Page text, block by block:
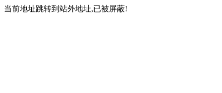
当前地址跳转到站外地址,已被屏蔽!